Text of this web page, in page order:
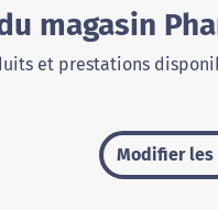
magasin
et prestations
Modifier